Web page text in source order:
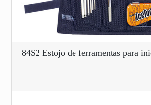
84S2 Estojo de ferramentas para